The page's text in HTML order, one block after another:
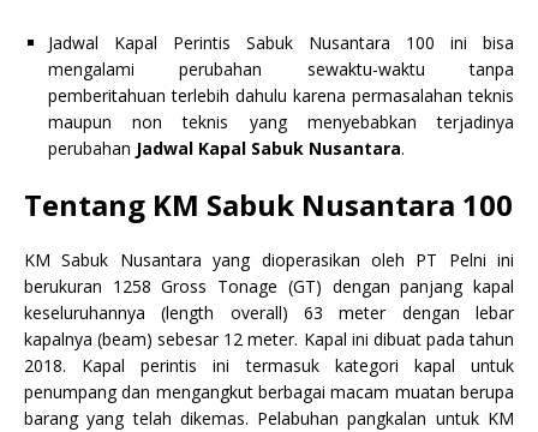
Jadwal Kapal Perintis Sabuk Nusantara 100 ini bisa
mengalami perubahan sewaktu-waktu tanpa
pemberitahuan terlebih dahulu karena permasalahan teknis
maupun non teknis yang menyebabkan terjadinya
perubahan Jadwal Kapal Sabuk Nusantara.
Tentang KM Sabuk Nusantara 100
KM Sabuk Nusantara yang dioperasikan oleh PT Pelni ini
berukuran 1258 Gross Tonage (GT) dengan panjang kapal
keseluruhannya (length overall) 63 meter dengan lebar
kapalnya (beam) sebesar 12 meter. Kapal ini dibuat pada tahun
2018. Kapal perintis ini termasuk kategori kapal untuk
penumpang dan mengangkut berbagai macam muatan berupa
barang yang telah dikemas. Pelabuhan pangkalan untuk KM